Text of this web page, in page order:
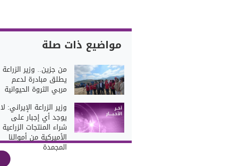
مواضيع ذات صلة
من جزين.. وزير الزراعة
يطلق مبادرة لدعم
مربي الثروة الحيوانية
وزير الزراعة الإيراني: لا
يوجد أي إجبار على
شراء المنتجات الزراعية
الأميركية من أموالنا
المجمدة